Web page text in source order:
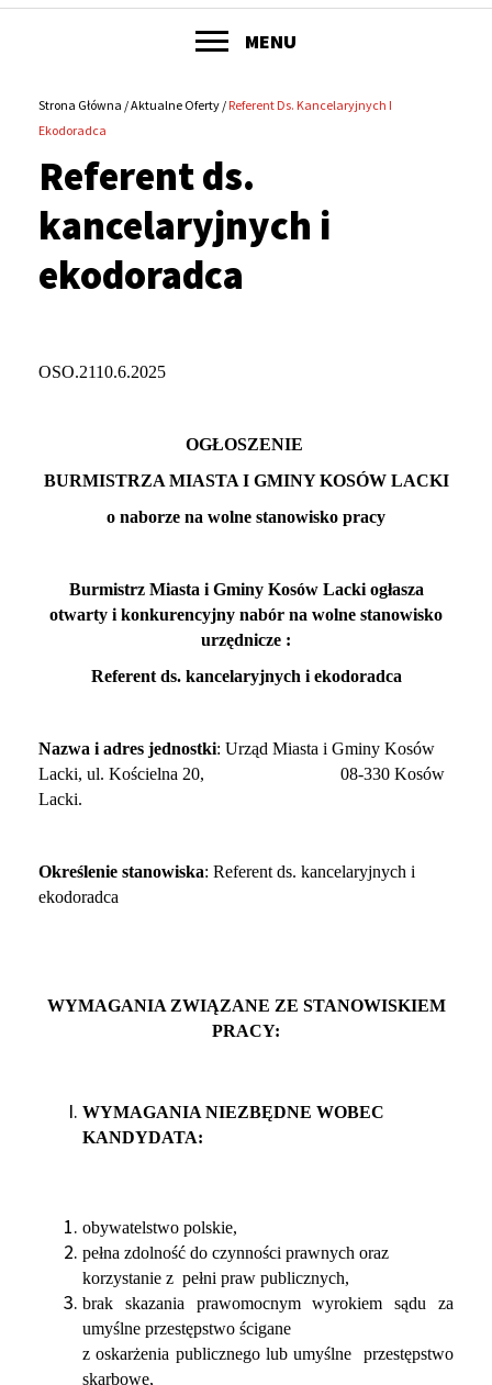
menu
serwisu
POKAŻ
MENU
Ścieżka
nawigacyjna
Strona Główna Aktualne Oferty Referent Ds. Kancelaryjnych I
Ekodoradca
Referent ds.
kancelaryjnych i
ekodoradca
OSO.2110.6.2025
OGŁOSZENIE
BURMISTRZA MIASTA I GMINY KOSÓW LACKI
o naborze na wolne stanowisko pracy
Burmistrz Miasta i Gminy Kosów Lacki ogłasza
otwarty i konkurencyjny nabór na wolne stanowisko
urzędnicze :
Referent ds. kancelaryjnych i ekodoradca
Nazwa i adres jednostki: Urząd Miasta i Gminy Kosów
Lacki, ul. Kościelna 20, 08-330 Kosów
Lacki.
Określenie stanowiska: Referent ds. kancelaryjnych i
ekodoradca
WYMAGANIA ZWIĄZANE ZE STANOWISKIEM
PRACY:
WYMAGANIA NIEZBĘDNE WOBEC
KANDYDATA:
obywatelstwo polskie,
pełna zdolność do czynności prawnych oraz
korzystanie z pełni praw publicznych,
brak skazania prawomocnym wyrokiem sądu za
umyślne przestępstwo ścigane
z oskarżenia publicznego lub umyślne przestępstwo
skarbowe,